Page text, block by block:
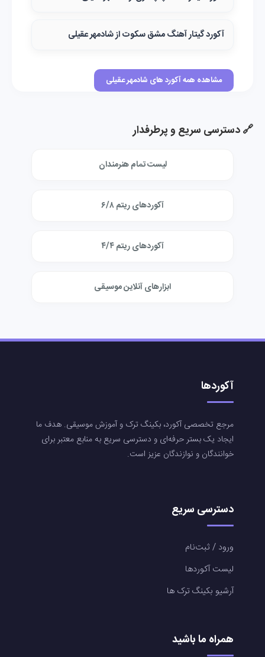
آکورد گیتار آهنگ مشق سکوت از شادمهر عقیلی
مشاهده همه آکورد های شادمهر عقیلی
🔗 دسترسی سریع و پرطرفدار
لیست تمام هنرمندان
آکوردهای ریتم ۶/۸
آکوردهای ریتم ۴/۴
ابزارهای آنلاین موسیقی
آکوردها
مرجع تخصصی آکورد، بکینگ ترک و آموزش موسیقی. هدف ما
ایجاد یک بستر حرفه‌ای و دسترسی سریع به منابع معتبر برای
خوانندگان و نوازندگان عزیز است.
دسترسی سریع
ورود / ثبت‌نام
لیست آکوردها
آرشیو بکینگ ترک ها
همراه ما باشید